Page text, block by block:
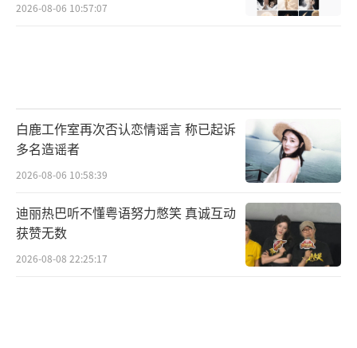
2026-08-06 10:57:07
白鹿工作室再次否认恋情谣言 称已起诉
多名造谣者
2026-08-06 10:58:39
迪丽热巴听不懂粤语努力憋笑 真诚互动
获赞无数
2026-08-08 22:25:17